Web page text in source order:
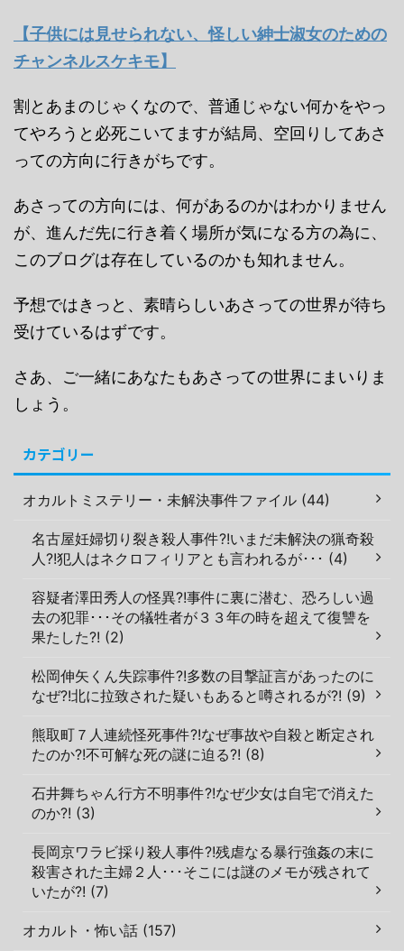
【子供には見せられない、怪しい紳士淑女のための
チャンネルスケキモ】
割とあまのじゃくなので、普通じゃない何かをやっ
てやろうと必死こいてますが結局、空回りしてあさ
っての方向に行きがちです。
あさっての方向には、何があるのかはわかりません
が、進んだ先に行き着く場所が気になる方の為に、
このブログは存在しているのかも知れません。
予想ではきっと、素晴らしいあさっての世界が待ち
受けているはずです。
さあ、ご一緒にあなたもあさっての世界にまいりま
しょう。
カテゴリー
オカルトミステリー・未解決事件ファイル (44)
名古屋妊婦切り裂き殺人事件?!いまだ未解決の猟奇殺
人?!犯人はネクロフィリアとも言われるが･･･ (4)
容疑者澤田秀人の怪異?!事件に裏に潜む、恐ろしい過
去の犯罪･･･その犠牲者が３３年の時を超えて復讐を
果たした?! (2)
松岡伸矢くん失踪事件?!多数の目撃証言があったのに
なぜ?!北に拉致された疑いもあると噂されるが?! (9)
熊取町７人連続怪死事件?!なぜ事故や自殺と断定され
たのか?!不可解な死の謎に迫る?! (8)
石井舞ちゃん行方不明事件?!なぜ少女は自宅で消えた
のか?! (3)
長岡京ワラビ採り殺人事件?!残虐なる暴行強姦の末に
殺害された主婦２人･･･そこには謎のメモが残されて
いたが?! (7)
オカルト・怖い話 (157)